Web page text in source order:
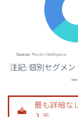
画像 © Mordor